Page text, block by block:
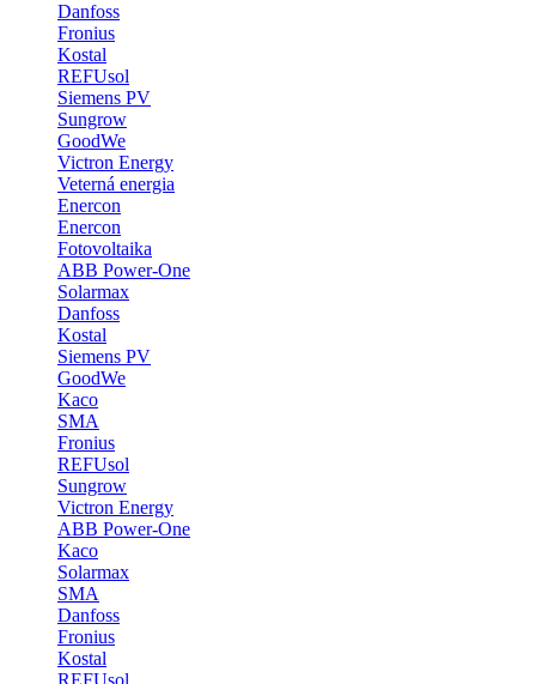
Danfoss
Fronius
Kostal
REFUsol
Siemens PV
Sungrow
GoodWe
Victron Energy
Veterná energia
Enercon
Enercon
Fotovoltaika
ABB Power-One
Solarmax
Danfoss
Kostal
Siemens PV
GoodWe
Kaco
SMA
Fronius
REFUsol
Sungrow
Victron Energy
ABB Power-One
Kaco
Solarmax
SMA
Danfoss
Fronius
Kostal
REFUsol